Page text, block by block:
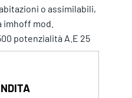
o assimilabili,
mod.
potenzialità A.E 25